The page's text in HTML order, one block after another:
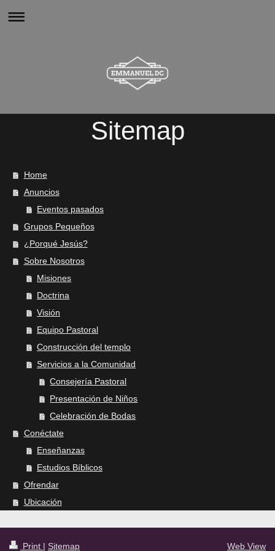
Sitemap
Home
Anuncios
Eventos pasados
Grupos Pequeños
¿Porqué Jesús?
Sobre Nosotros
Misiones
Doctrina
Visión
Equipo Pastoral
Construcción del templo
Servicios a la Comunidad
Consejería Pastoral
Presentación de Niños
Celebración de Bodas
Conéctate
Enseñanzas
Estudios Bíblicos
Ofrendar
Ubicación
Print | Sitemap Web View